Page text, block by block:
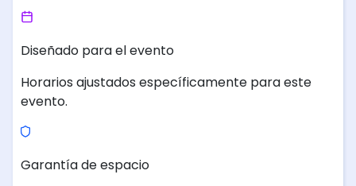
Diseñado para el evento
Horarios ajustados específicamente para este
evento.
Garantía de espacio